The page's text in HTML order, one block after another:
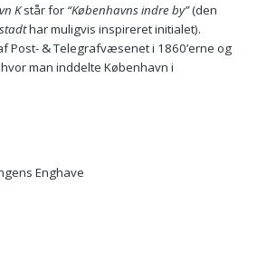
Kstår for “Københavns indre by”(den
har muligvis inspireret initialet).
Post- & Telegrafvæsenet i 1860’erne og
man inddelte København i
Enghave